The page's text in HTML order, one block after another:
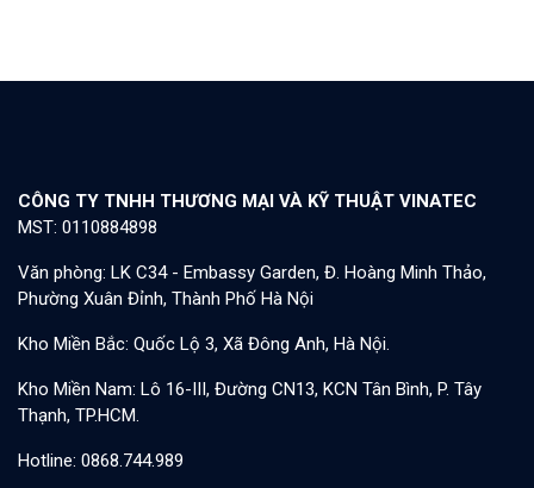
CÔNG TY TNHH THƯƠNG MẠI VÀ KỸ THUẬT VINATEC
MST: 0110884898
Văn phòng: LK C34 - Embassy Garden, Đ. Hoàng Minh Thảo,
Phường Xuân Đỉnh, Thành Phố Hà Nội
Kho Miền Bắc: Quốc Lộ 3, Xã Đông Anh, Hà Nội.
Kho Miền Nam: Lô 16-III, Đường CN13, KCN Tân Bình, P. Tây
Thạnh, TP.HCM.
Hotline: 0868.744.989